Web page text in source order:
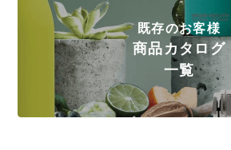
既存のお客様
商品カタログ
一覧